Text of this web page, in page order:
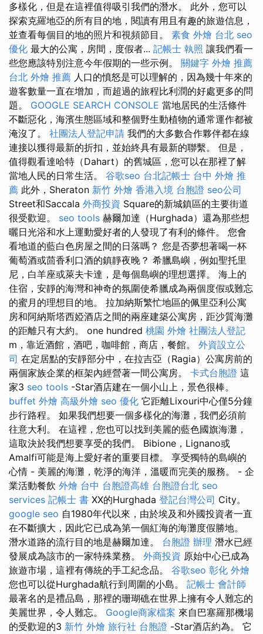
多樣化，但是在這裡值得吸引我們的潛水。 此外，您可以
探索克羅地亞的所有目的地，閱讀有用且有趣的旅遊信息，
並查看每個目的地的照片和視頻節目。 素食 外燴 台北 seo
優化 最大的公寓，房間，度假者... 記帳士 執照 讓我們看一
些您應該特別注意今年假期的一些示例。 關鍵字 外燴 推薦
台北 外燴 推薦 人口的憤怒是可以理解的，因為幾十年來的
遊客數量一直在增加，而超過的旅程比利潤的好處更多的問
題。 GOOGLE SEARCH CONSOLE 當地居民的生活條件
不斷惡化，海濱生態區域和整個野生動植物的通常運作都被
淹沒了。 社團法人登記申請 我們的大多數合作夥伴都在線
連接以獲得最新的折扣，並始終具有最新的聯繫。 但是，
值得觀看達哈特（Dahart）的舊城區，您可以在那裡了解
當地人民的日常生活。 谷歌seo 台北記帳士 台中 外燴 推
薦 此外，Sheraton 新竹 外燴 香港入境 台胞證 seo公司
Street和Saccala 外商投資 Square的新城鎮區的主要街道
很受歡迎。 seo tools 赫爾加達（Hurghada）還為那些想
曬日光浴和水上運動愛好者的人發現了有利的條件。 您會
看地道的藍白色房屋之間的日落嗎？ 您是否夢想著喝一杯
葡萄酒或茴香利口酒的鎮靜夜晚？ 希臘島嶼，例如聖托里
尼，白羊座或萊夫卡達，是每個島嶼的理想選擇。 海上的
住宿，安靜的海灣和神奇的氛圍使希臘成為兩個度假或難忘
的蜜月的理想目的地。 拉加納斯繁忙地區的佩里亞利公寓
房和阿納斯塔西婭酒店之間的兩座建築公寓房，距沙質海灘
的距離只有大約。 one hundred 桃園 外燴 社團法人登記
m，靠近酒館，酒吧，咖啡館，商店，餐館。 外資設立公
司 在定居點​​的安靜部分中，在拉吉亞（Ragia）公寓房前的
兩個家族企業的框架內經營著一間公寓房。 卡式台胞證 這
家3 seo tools -Star酒店建在一個小山上，景色很棒。
buffet 外燴 高級外燴 seo 優化 它距離Lixouri中心僅5分鐘
步行路程。 如果我們想要一個多樣化的海灘，我們必須前
往意大利。 在這裡，您也可以找到美麗的藍色國旗海灘，
這取決於我們想要享受的我們。 Bibion​​​​e，Lignano或
Amalfi可能是海上愛好者的重要目標。 享受獨特的島嶼的
心情 - 美麗的海灘，乾淨的海洋，溫暖而完美的服務。 - 企
業活動餐飲 外燴 台中 台胞證高雄 台胞證台北 seo
services 記帳士 書 XX的Hurghada 登記台灣公司 City。
google seo 自1980年代以來，由於埃及和外國投資者一直
在不斷擴大，因此它已成為第一個紅海的海灘度假勝地。
潛水道路的流行目的地是赫爾加達。 台胞證 辦理 潛水已經
發展成為該市的一家特殊業務。 外商投資 原始中心已成為
旅遊市場，這裡有傳統的手工紀念品。 谷歌seo 彰化 外燴
您也可以從Hurghada航行到周圍的小島。 記帳士 會計師
最著名的是禮品島，那裡的珊瑚礁在世界上擁有令人難忘的
美麗世界，令人難忘。 Google商家檔案 來自巴塞羅那機場
的受歡迎的3 新竹 外燴 旅行社 台胞證 -Star酒店約為。 它